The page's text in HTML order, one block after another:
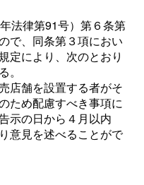
法律第91号）第６条第
で、同条第３項におい
定により、次のとおり
店舗を設置する者がそ
ため配慮すべき事項に
示の日から４月以内
意見を述べることがで